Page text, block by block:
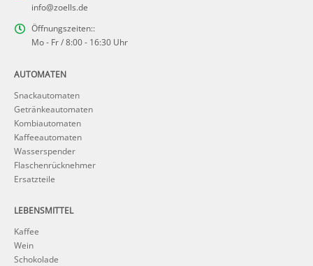
info@zoells.de
Öffnungszeiten::
Mo - Fr / 8:00 - 16:30 Uhr
AUTOMATEN
Snackautomaten
Getränkeautomaten
Kombiautomaten
Kaffeeautomaten
Wasserspender
Flaschenrücknehmer
Ersatzteile
LEBENSMITTEL
Kaffee
Wein
Schokolade